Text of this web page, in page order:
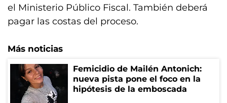
el Ministerio Público Fiscal. También deberá
pagar las costas del proceso.
Más noticias
Femicidio de Mailén Antonich:
nueva pista pone el foco en la
hipótesis de la emboscada